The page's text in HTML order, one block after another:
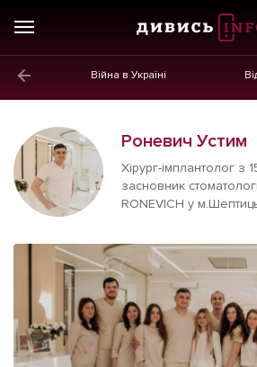
Війна в Україні
Новини
Політика
Економіка
Бізнес
Життя
Культура
Афіша
Роневич Устим
Хірург-імплантолог з
засновник
RONEVICH у